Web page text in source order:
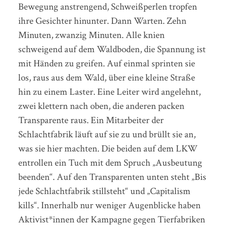
Bewegung anstrengend, Schweißperlen tropfen
ihre Gesichter hinunter. Dann Warten. Zehn
Minuten, zwanzig Minuten. Alle knien
schweigend auf dem Waldboden, die Spannung ist
mit Händen zu greifen. Auf einmal sprinten sie
los, raus aus dem Wald, über eine kleine Straße
hin zu einem Laster. Eine Leiter wird angelehnt,
zwei klettern nach oben, die anderen packen
Transparente raus. Ein Mitarbeiter der
Schlachtfabrik läuft auf sie zu und brüllt sie an,
was sie hier machten. Die beiden auf dem LKW
entrollen ein Tuch mit dem Spruch „Ausbeutung
beenden“. Auf den Transparenten unten steht „Bis
jede Schlachtfabrik stillsteht“ und „Capitalism
kills“. Innerhalb nur weniger Augenblicke haben
Aktivist*innen der Kampagne gegen Tierfabriken